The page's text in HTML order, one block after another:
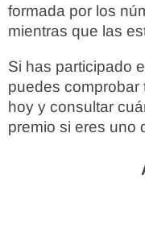
formada por los
mientras que las
Si has participado
puedes comprobar
hoy y consultar
premio si eres uno